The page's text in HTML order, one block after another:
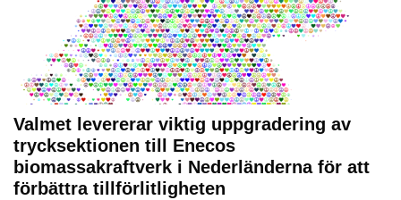
Valmet levererar viktig uppgradering av
trycksektionen till Enecos
biomassakraftverk i Nederländerna för att
förbättra tillförlitligheten